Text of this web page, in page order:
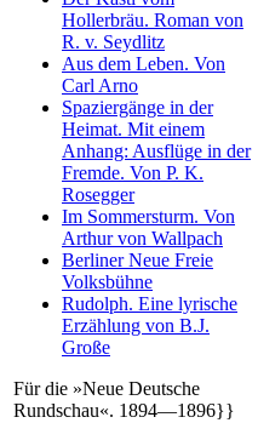
Hollerbräu. Roman von
R. v. Seydlitz
Aus dem Leben. Von
Carl Arno
Spaziergänge in der
Heimat. Mit einem
Anhang: Ausflüge in der
Fremde. Von P. K.
Rosegger
Im Sommersturm. Von
Arthur von Wallpach
Berliner Neue Freie
Volksbühne
Rudolph. Eine lyrische
Erzählung von B.J.
Große
Für die »Neue Deutsche
Rundschau«. 1894—1896}}